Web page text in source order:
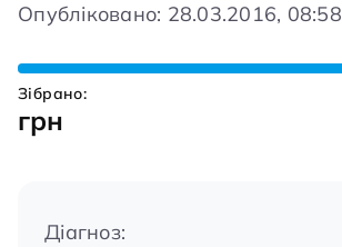
Опубліковано: 28.03.2016, 08:58
Зібрано:
грн
Діагноз: